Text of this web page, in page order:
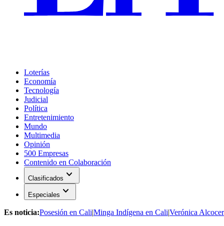
Loterías
Economía
Tecnología
Judicial
Política
Entretenimiento
Mundo
Multimedia
Opinión
500 Empresas
Contenido en Colaboración
Clasificados expand_more
Especiales expand_more
Es noticia:Posesión en Cali|Minga Indígena en Cali|Verónica Alcocer